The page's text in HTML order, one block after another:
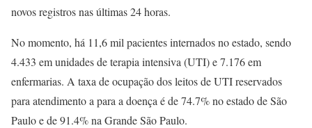
novos registros nas últimas 24 horas.
No momento, há 11,6 mil pacientes internados no estado, sendo
4.433 em unidades de terapia intensiva (UTI) e 7.176 em
enfermarias. A taxa de ocupação dos leitos de UTI reservados
para atendimento a para a doença é de 74.7% no estado de São
Paulo e de 91.4% na Grande São Paulo.